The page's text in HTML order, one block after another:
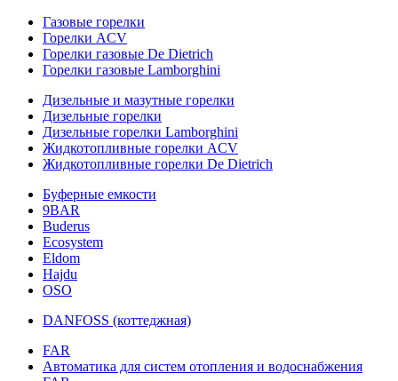
Газовые горелки
Горелки ACV
Горелки газовые De Dietrich
Горелки газовые Lamborghini
Дизельные и мазутные горелки
Дизельные горелки
Дизельные горелки Lamborghini
Жидкотопливные горелки ACV
Жидкотопливные горелки De Dietrich
Буферные емкости
9BAR
Buderus
Ecosystem
Eldom
Hajdu
OSO
DANFOSS (коттеджная)
FAR
Автоматика для систем отопления и водоснабжения